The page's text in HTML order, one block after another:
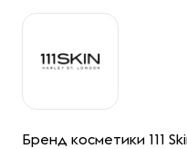
Бренд косметики 111